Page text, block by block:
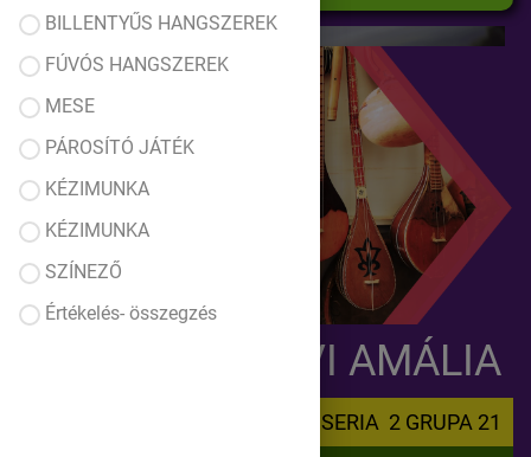
BILLENTYŰS HANGSZEREK
FÚVÓS HANGSZEREK
MESE
PÁROSÍTÓ JÁTÉK
KÉZIMUNKA
KÉZIMUNKA
SZÍNEZŐ
Értékelés- összegzés
GÁLFALVI AMÁLIA
SERIA 2 GRUPA 21